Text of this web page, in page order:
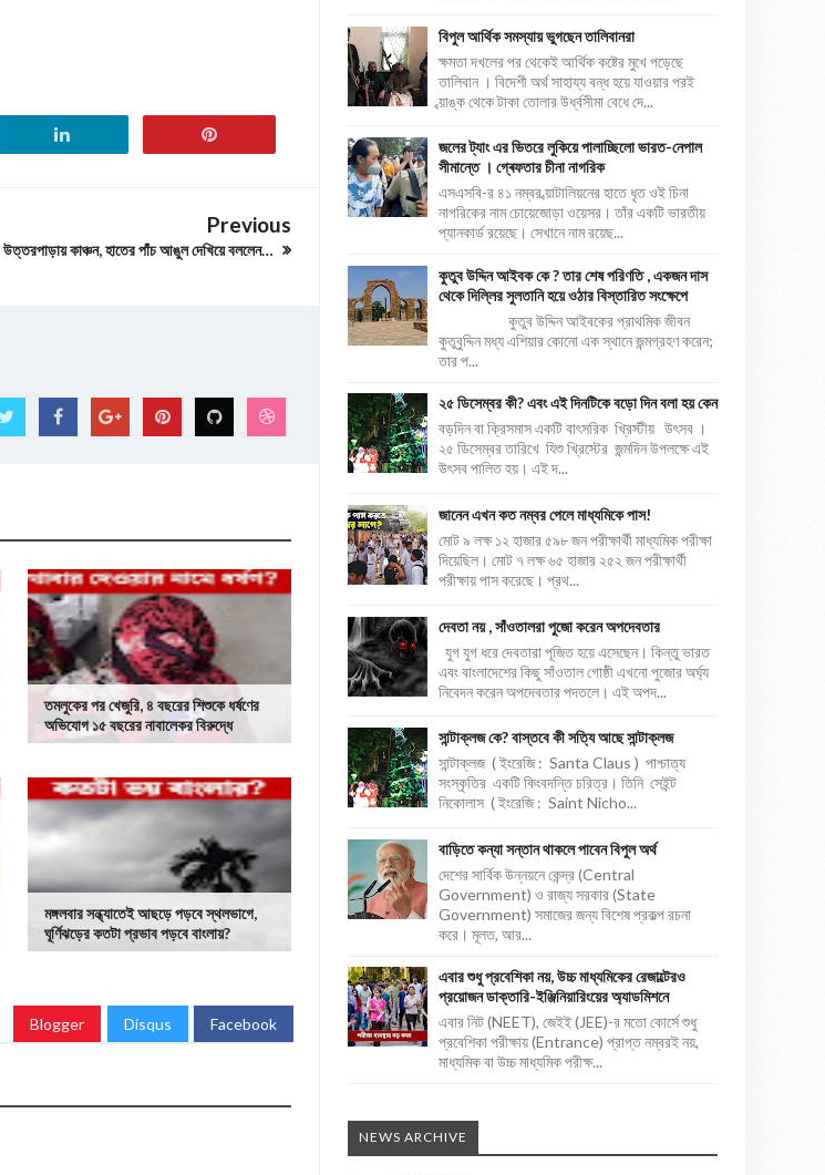
Previous
উত্তরপাড়ায় কাঞ্চন, হাতের পাঁচ আঙুল দেখিয়ে বললেন…
তমলুকের পর খেজুরি, ৪ বছরের শিশুকে ধর্ষণের
অভিযোগ ১৫ বছরের নাবালেকর বিরুদ্ধে
মঙ্গলবার সন্ধ্যাতেই আছড়ে পড়বে স্থলভাগে,
ঘূর্ণিঝড়ের কতটা প্রভাব পড়বে বাংলায়?
Blogger Disqus Facebook
বিপুল আর্থিক সমস্যায় ভুগছেন তালিবানরা
ক্ষমতা দখলের পর থেকেই আর্থিক কষ্টের মুখে পড়েছে
তালিবান । বিদেশী অর্থ সাহায্য বন্ধ হয়ে যাওয়ার পরই
ব্য়াঙ্ক থেকে টাকা তোলার উর্ধ্বসীমা বেধে দে...
জলের ট্যাং এর ভিতরে লুকিয়ে পালাচ্ছিলো ভারত-নেপাল
সীমান্তে । গ্ৰেফতার চীনা নাগরিক
এসএসবি-র ৪১ নম্বর ব্য়াটালিয়নের হাতে ধৃত ওই চিনা
নাগরিকের নাম চোয়েজোড়া ওয়েসর। তাঁর একটি ভারতীয়
প্যানকার্ড রয়েছে। সেখানে নাম রয়েছ...
কুতুব উদ্দিন আইবক কে ? তার শেষ পরিণতি , একজন দাস
থেকে দিল্লির সুলতানি হয়ে ওঠার বিস্তারিত সংক্ষেপে
কুতুব উদ্দিন আইবকের প্রাথমিক জীবন
কুতুবুদ্দিন মধ্য এশিয়ার কোনো এক স্থানে জন্মগ্রহণ করেন;
তার প...
২৫ ডিসেম্বর কী? এবং এই দিনটিকে বড়ো দিন বলা হয় কেন
বড়দিন বা ক্রিসমাস একটি বাৎসরিক খ্রিস্টীয় উৎসব ।
২৫ ডিসেম্বর তারিখে যিশু খ্রিস্টের জন্মদিন উপলক্ষে এই
উৎসব পালিত হয়। এই দ...
জানেন এখন কত নম্বর পেলে মাধ্যমিকে পাস!
মোট ৯ লক্ষ ১২ হাজার ৫৯৮ জন পরীক্ষার্থী মাধ্যমিক পরীক্ষা
দিয়েছিল। মোট ৭ লক্ষ ৬৫ হাজার ২৫২ জন পরীক্ষার্থী
পরীক্ষায় পাস করেছে। প্রথ...
দেবতা নয় , সাঁওতালরা পুজো করেন অপদেবতার
যুগ যুগ ধরে দেবতারা পূজিত হয়ে এসেছেন। কিন্তু ভারত
এবং বাংলাদেশের কিছু সাঁওতাল গোষ্ঠী এখনো পুজোর অর্ঘ্য
নিবেদন করেন অপদেবতার পদতলে। এই অপদ...
সান্টাক্লজ কে? বাস্তবে কী সত্যি আছে সান্টাক্লজ
সান্টাক্লজ ( ইংরেজি : Santa Claus ) পাশ্চাত্য
সংস্কৃতির একটি কিংবদন্তি চরিত্র। তিনি সেইন্ট
নিকোলাস ( ইংরেজি : Saint Nicho...
বাড়িতে কন্যা সন্তান থাকলে পাবেন বিপুল অর্থ
দেশের সার্বিক উন্নয়নে কেন্দ্র (Central
Government) ও রাজ্য সরকার (State
Government) সমাজের জন্য বিশেষ প্রকল্প রচনা
করে। মূলত, আর...
এবার শুধু প্রবেশিকা নয়, উচ্চ মাধ্যমিকের রেজাল্টেরও
প্রয়োজন ডাক্তারি-ইঞ্জিনিয়ারিংয়ের অ্যাডমিশনে
এবার নিট (NEET), জেইই (JEE)-র মতো কোর্সে শুধু
প্রবেশিকা পরীক্ষায় (Entrance) প্রাপ্ত নম্বরই নয়,
মাধ্যমিক বা উচ্চ মাধ্যমিক পরীক্ষ...
NEWS ARCHIVE